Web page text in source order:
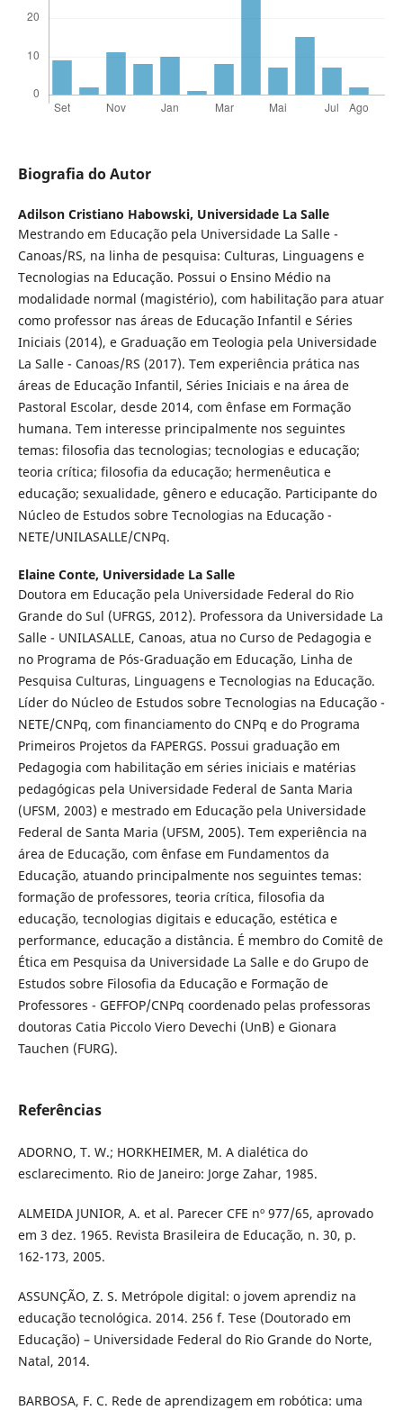
Biografia do Autor
Adilson Cristiano Habowski, Universidade La Salle
Mestrando em Educação pela Universidade La Salle -
Canoas/RS, na linha de pesquisa: Culturas, Linguagens e
Tecnologias na Educação. Possui o Ensino Médio na
modalidade normal (magistério), com habilitação para atuar
como professor nas áreas de Educação Infantil e Séries
Iniciais (2014), e Graduação em Teologia pela Universidade
La Salle - Canoas/RS (2017). Tem experiência prática nas
áreas de Educação Infantil, Séries Iniciais e na área de
Pastoral Escolar, desde 2014, com ênfase em Formação
humana. Tem interesse principalmente nos seguintes
temas: filosofia das tecnologias; tecnologias e educação;
teoria crítica; filosofia da educação; hermenêutica e
educação; sexualidade, gênero e educação. Participante do
Núcleo de Estudos sobre Tecnologias na Educação -
NETE/UNILASALLE/CNPq.
Elaine Conte, Universidade La Salle
Doutora em Educação pela Universidade Federal do Rio
Grande do Sul (UFRGS, 2012). Professora da Universidade La
Salle - UNILASALLE, Canoas, atua no Curso de Pedagogia e
no Programa de Pós-Graduação em Educação, Linha de
Pesquisa Culturas, Linguagens e Tecnologias na Educação.
Líder do Núcleo de Estudos sobre Tecnologias na Educação -
NETE/CNPq, com financiamento do CNPq e do Programa
Primeiros Projetos da FAPERGS. Possui graduação em
Pedagogia com habilitação em séries iniciais e matérias
pedagógicas pela Universidade Federal de Santa Maria
(UFSM, 2003) e mestrado em Educação pela Universidade
Federal de Santa Maria (UFSM, 2005). Tem experiência na
área de Educação, com ênfase em Fundamentos da
Educação, atuando principalmente nos seguintes temas:
formação de professores, teoria crítica, filosofia da
educação, tecnologias digitais e educação, estética e
performance, educação a distância. É membro do Comitê de
Ética em Pesquisa da Universidade La Salle e do Grupo de
Estudos sobre Filosofia da Educação e Formação de
Professores - GEFFOP/CNPq coordenado pelas professoras
doutoras Catia Piccolo Viero Devechi (UnB) e Gionara
Tauchen (FURG).
Referências
ADORNO, T. W.; HORKHEIMER, M. A dialética do
esclarecimento. Rio de Janeiro: Jorge Zahar, 1985.
ALMEIDA JUNIOR, A. et al. Parecer CFE nº 977/65, aprovado
em 3 dez. 1965. Revista Brasileira de Educação, n. 30, p.
162-173, 2005.
ASSUNÇÃO, Z. S. Metrópole digital: o jovem aprendiz na
educação tecnológica. 2014. 256 f. Tese (Doutorado em
Educação) – Universidade Federal do Rio Grande do Norte,
Natal, 2014.
BARBOSA, F. C. Rede de aprendizagem em robótica: uma